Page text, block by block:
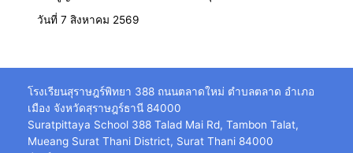
วันที่ 7 สิงหาคม 2569
โรงเรียนสุราษฎร์พิทยา 388 ถนนตลาดใหม่ ตำบลตลาด อำเภอ
เมือง จังหวัดสุราษฎร์ธานี 84000
Suratpittaya School 388 Talad Mai Rd, Tambon Talat,
Mueang Surat Thani District, Surat Thani 84000